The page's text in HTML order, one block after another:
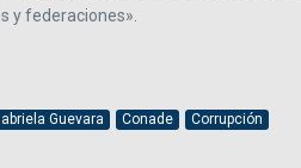
y federaciones».
Guevara Conade Corrupción